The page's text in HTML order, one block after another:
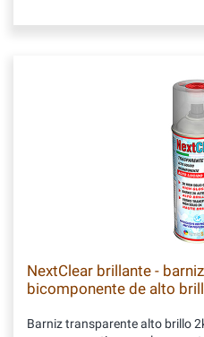
NextClear brillante -
bicomponente de alto
Barniz transparente alto brillo